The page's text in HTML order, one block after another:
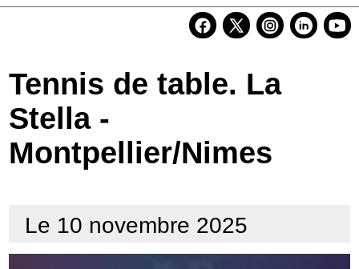
Economie
Services
Contacts
Tennis de table. La
Stella -
Montpellier/Nimes
Le 10 novembre 2025